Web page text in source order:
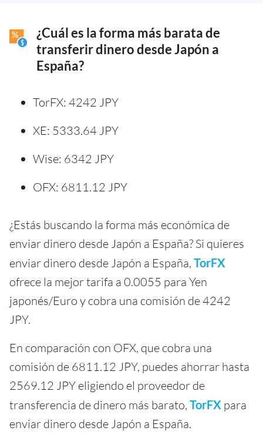
¿Cuál es la forma más barata de
transferir dinero desde Japón a
España?
TorFX: 4242 JPY
XE: 5333.64 JPY
Wise: 6342 JPY
OFX: 6811.12 JPY
¿Estás buscando la forma más económica de
enviar dinero desde Japón a España? Si quieres
enviar dinero desde Japón a España, TorFX
ofrece la mejor tarifa a 0.0055 para Yen
japonés/Euro y cobra una comisión de 4242
JPY.
En comparación con OFX, que cobra una
comisión de 6811.12 JPY, puedes ahorrar hasta
2569.12 JPY eligiendo el proveedor de
transferencia de dinero más barato, TorFX para
enviar dinero desde Japón a España.